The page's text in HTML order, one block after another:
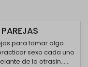
para tomar algo
sexo cada uno
de la otrasin......